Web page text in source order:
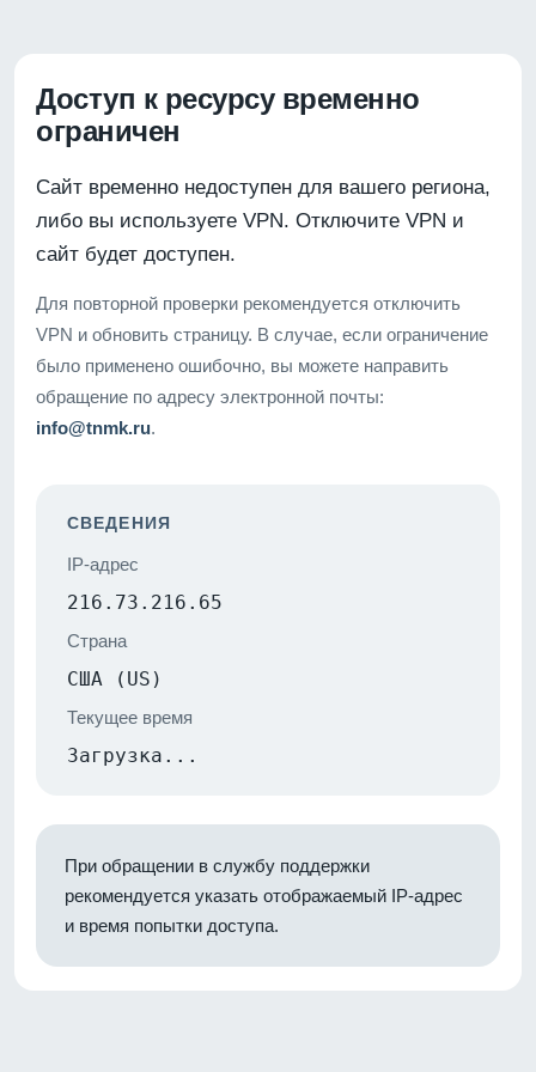
Доступ к ресурсу временно
ограничен
Сайт временно недоступен для вашего региона,
либо вы используете VPN. Отключите VPN и
сайт будет доступен.
Для повторной проверки рекомендуется отключить
VPN и обновить страницу. В случае, если ограничение
было применено ошибочно, вы можете направить
обращение по адресу электронной почты:
info@tnmk.ru.
СВЕДЕНИЯ
IP-адрес
216.73.216.65
Страна
США (US)
Текущее время
Загрузка...
При обращении в службу поддержки
рекомендуется указать отображаемый IP-адрес
и время попытки доступа.